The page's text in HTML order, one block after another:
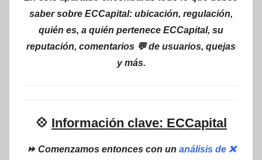
saber sobre ECCapital: ubicación, regulación,
quién es, a quién pertenece ECCapital, su
reputación, comentarios 💬 de usuarios, quejas
y más.
💠 Información clave: ECCapital
⏩ Comenzamos entonces con un análisis de ❌